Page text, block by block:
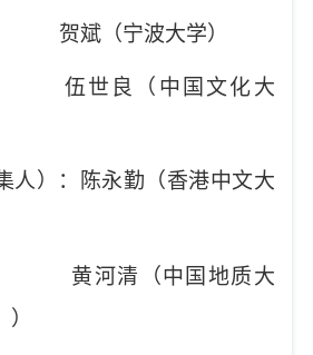
贺斌（宁波大学）
（中国文化大
人 ） ：
陈永勤（香港中文大
黄河清（中国地质大